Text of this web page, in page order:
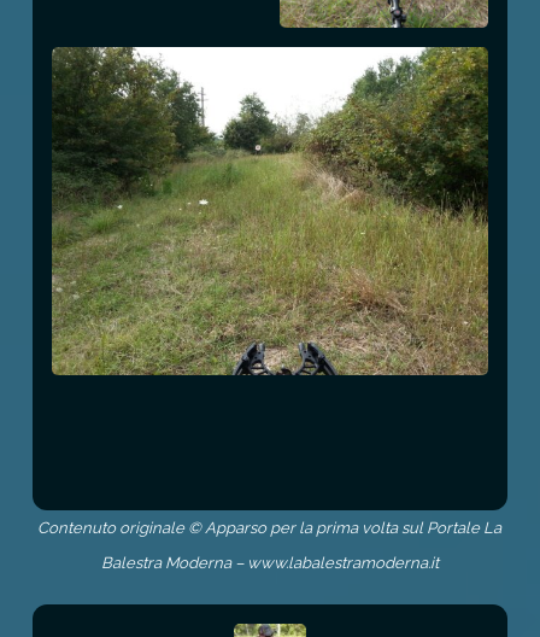
Contenuto originale © Apparso per la prima volta sul Portale La
Balestra Moderna – www.labalestramoderna.it